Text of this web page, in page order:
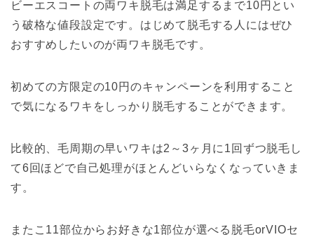
ビーエスコートの両ワキ脱毛は満足するまで10円とい
う破格な値段設定です。はじめて脱毛する人にはぜひ
おすすめしたいのが両ワキ脱毛です。
初めての方限定の10円のキャンペーンを利用すること
で気になるワキをしっかり脱毛することができます。
比較的、毛周期の早いワキは2～3ヶ月に1回ずつ脱毛し
て6回ほどで自己処理がほとんどいらなくなっていきま
す。
またこ11部位からお好きな1部位が選べる脱毛orVIOセ